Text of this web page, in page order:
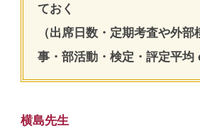
ておく
（出席日数・定期考査や外
事・部活動・検定・評定平均
横島先生